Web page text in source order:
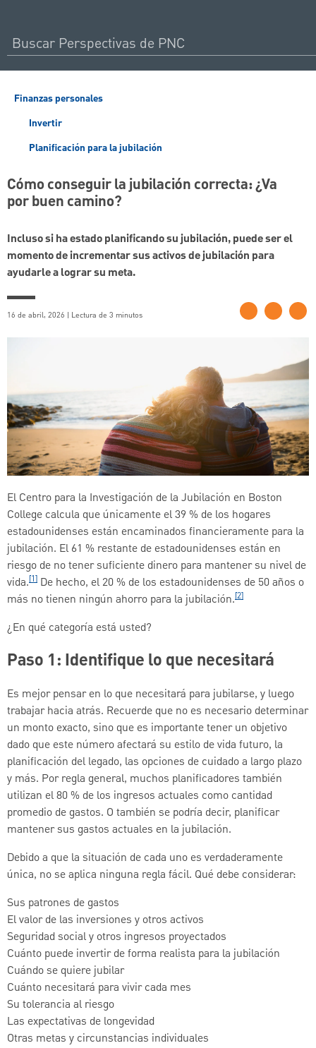
Finanzas personales
Invertir
Planificación para la jubilación
Cómo conseguir la jubilación correcta: ¿Va
por buen camino?
Incluso si ha estado planificando su jubilación, puede ser el
momento de incrementar sus activos de jubilación para
ayudarle a lograr su meta.
16 de abril, 2026 | Lectura de 3 minutos
El Centro para la Investigación de la Jubilación en Boston
College calcula que únicamente el 39 % de los hogares
estadounidenses están encaminados financieramente para la
jubilación. El 61 % restante de estadounidenses están en
riesgo de no tener suficiente dinero para mantener su nivel de
vida.[1] De hecho, el 20 % de los estadounidenses de 50 años o
más no tienen ningún ahorro para la jubilación.[2]
¿En qué categoría está usted?
Paso 1: Identifique lo que necesitará
Es mejor pensar en lo que necesitará para jubilarse, y luego
trabajar hacia atrás. Recuerde que no es necesario determinar
un monto exacto, sino que es importante tener un objetivo
dado que este número afectará su estilo de vida futuro, la
planificación del legado, las opciones de cuidado a largo plazo
y más. Por regla general, muchos planificadores también
utilizan el 80 % de los ingresos actuales como cantidad
promedio de gastos. O también se podría decir, planificar
mantener sus gastos actuales en la jubilación.
Debido a que la situación de cada uno es verdaderamente
única, no se aplica ninguna regla fácil. Qué debe considerar:
Sus patrones de gastos
El valor de las inversiones y otros activos
Seguridad social y otros ingresos proyectados
Cuánto puede invertir de forma realista para la jubilación
Cuándo se quiere jubilar
Cuánto necesitará para vivir cada mes
Su tolerancia al riesgo
Las expectativas de longevidad
Otras metas y circunstancias individuales